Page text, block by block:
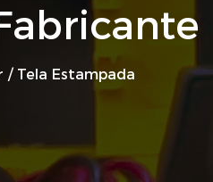
/ Tela Estampada